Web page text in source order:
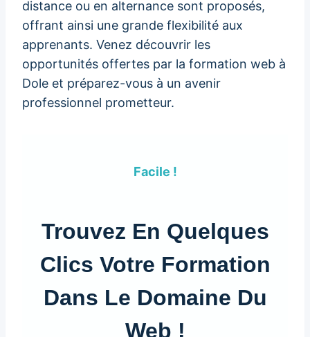
distance ou en alternance sont proposés,
offrant ainsi une grande flexibilité aux
apprenants. Venez découvrir les
opportunités offertes par la formation web à
Dole et préparez-vous à un avenir
professionnel prometteur.
Facile !
Trouvez En Quelques
Clics Votre Formation
Dans Le Domaine Du
Web !